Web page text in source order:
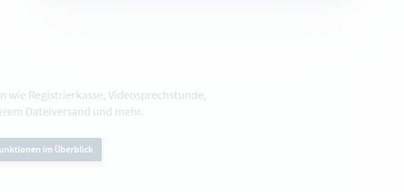
Registrierkasse, Videosprechstunde,
Dateiversand und mehr.
im Überblick